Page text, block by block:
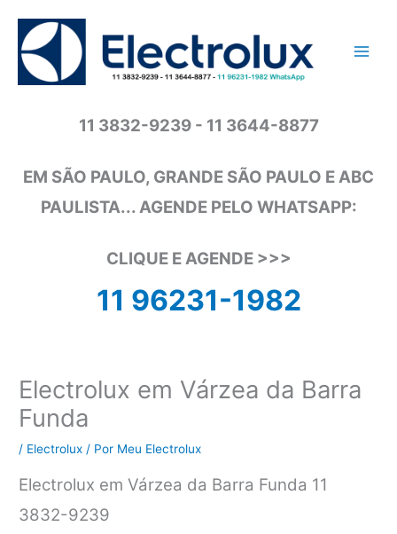
conteúdo
11 3832-9239 - 11 3644-8877
EM SÃO PAULO, GRANDE SÃO PAULO E ABC
PAULISTA... AGENDE PELO WHATSAPP:
CLIQUE E AGENDE >>>
11 96231-1982
Electrolux em Várzea da Barra
Funda
/ Electrolux / Por Meu Electrolux
Electrolux em Várzea da Barra Funda 11
3832-9239